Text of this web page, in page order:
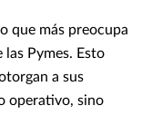
que más preocupa
Pymes. Esto
a sus
operativo, sino